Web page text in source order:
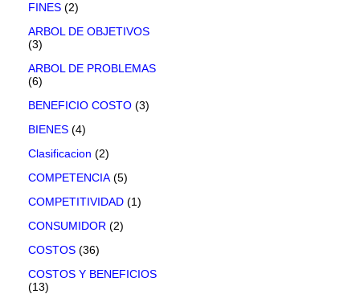
FINES (2)
ARBOL DE OBJETIVOS
(3)
ARBOL DE PROBLEMAS
(6)
BENEFICIO COSTO (3)
BIENES (4)
Clasificacion (2)
COMPETENCIA (5)
COMPETITIVIDAD (1)
CONSUMIDOR (2)
COSTOS (36)
COSTOS Y BENEFICIOS
(13)